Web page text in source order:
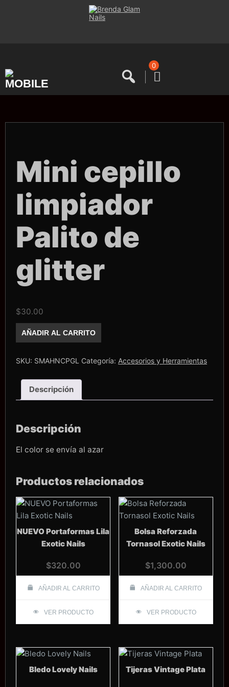
0
Mini cepillo
limpiador
Palito de
glitter
$30.00
cepillo
limpiador
de
AÑADIR AL CARRITO
SKU: SMAHNCPGL Categoría: Accesorios y Herramientas
Descripción
Descripción
El color se envía al azar
Productos relacionados
NUEVO Portaformas Lila
Exotic Nails
$320.00
AÑADIR AL CARRITO
VER PRODUCTO
Bolsa Reforzada
Tornasol Exotic Nails
$1,300.00
AÑADIR AL CARRITO
VER PRODUCTO
Bledo Lovely Nails Tijeras Vintage Plata